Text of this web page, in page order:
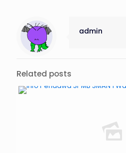
admin
Related posts